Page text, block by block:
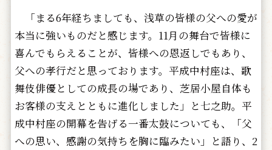
「まる6年経ちましても、浅草の皆様の父への愛が
本当に強いものだと感じます。11月の舞台で皆様に
喜んでもらえることが、皆様への恩返しでもあり、
父への孝行だと思っております。平成中村座は、歌
舞伎俳優としての成長の場であり、芝居小屋自体も
お客様の支えとともに進化しました」と七之助。平
成中村座の開幕を告げる一番太鼓についても、「父
への思い、感謝の気持ちを胸に臨みたい」と語り、2